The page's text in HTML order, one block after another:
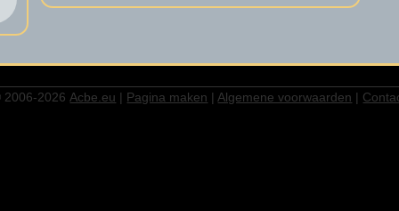
2006-2026Acbe.eu | Pagina maken |Algemene voorwaarden |